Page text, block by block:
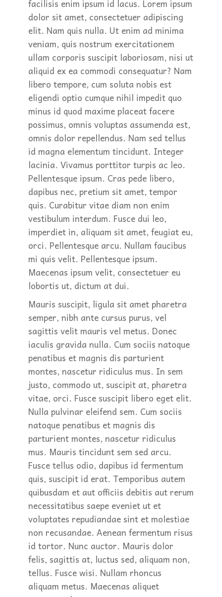
facilisis enim ipsum id lacus. Lorem ipsum
dolor sit amet, consectetuer adipiscing
elit. Nam quis nulla. Ut enim ad minima
veniam, quis nostrum exercitationem
ullam corporis suscipit laboriosam, nisi ut
aliquid ex ea commodi consequatur? Nam
libero tempore, cum soluta nobis est
eligendi optio cumque nihil impedit quo
minus id quod maxime placeat facere
possimus, omnis voluptas assumenda est,
omnis dolor repellendus. Nam sed tellus
id magna elementum tincidunt. Integer
lacinia. Vivamus porttitor turpis ac leo.
Pellentesque ipsum. Cras pede libero,
dapibus nec, pretium sit amet, tempor
quis. Curabitur vitae diam non enim
vestibulum interdum. Fusce dui leo,
imperdiet in, aliquam sit amet, feugiat eu,
orci. Pellentesque arcu. Nullam faucibus
mi quis velit. Pellentesque ipsum.
Maecenas ipsum velit, consectetuer eu
lobortis ut, dictum at dui.
Mauris suscipit, ligula sit amet pharetra
semper, nibh ante cursus purus, vel
sagittis velit mauris vel metus. Donec
iaculis gravida nulla. Cum sociis natoque
penatibus et magnis dis parturient
montes, nascetur ridiculus mus. In sem
justo, commodo ut, suscipit at, pharetra
vitae, orci. Fusce suscipit libero eget elit.
Nulla pulvinar eleifend sem. Cum sociis
natoque penatibus et magnis dis
parturient montes, nascetur ridiculus
mus. Mauris tincidunt sem sed arcu.
Fusce tellus odio, dapibus id fermentum
quis, suscipit id erat. Temporibus autem
quibusdam et aut officiis debitis aut rerum
necessitatibus saepe eveniet ut et
voluptates repudiandae sint et molestiae
non recusandae. Aenean fermentum risus
id tortor. Nunc auctor. Mauris dolor
felis, sagittis at, luctus sed, aliquam non,
tellus. Fusce wisi. Nullam rhoncus
aliquam metus. Maecenas aliquet